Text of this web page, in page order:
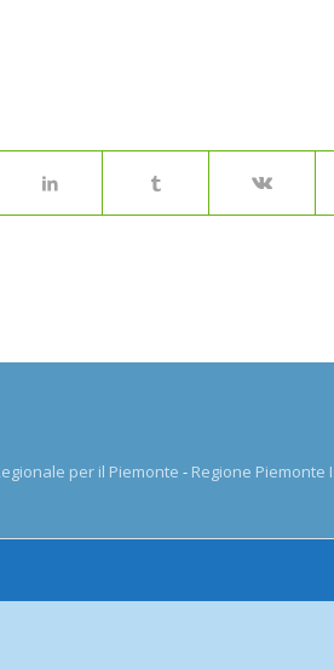
per il Piemonte - Regione Piemonte